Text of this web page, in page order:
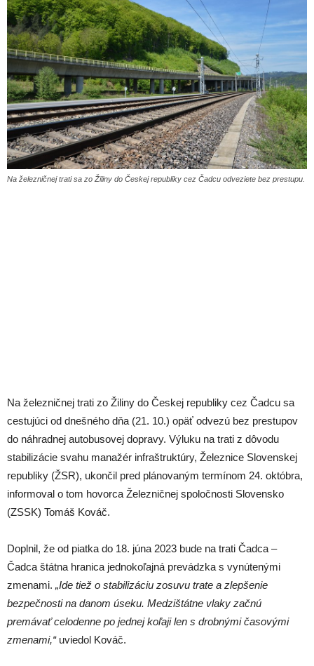
Na železničnej trati sa zo Žiliny do Českej republiky cez Čadcu odveziete bez prestupu.
Na železničnej trati zo Žiliny do Českej republiky cez Čadcu sa
cestujúci od dnešného dňa (21. 10.) opäť odvezú bez prestupov
do náhradnej autobusovej dopravy. Výluku na trati z dôvodu
stabilizácie svahu manažér infraštruktúry, Železnice Slovenskej
republiky (ŽSR), ukončil pred plánovaným termínom 24. októbra,
informoval o tom hovorca Železničnej spoločnosti Slovensko
(ZSSK) Tomáš Kováč.
Doplnil, že od piatka do 18. júna 2023 bude na trati Čadca –
Čadca štátna hranica jednokoľajná prevádzka s vynútenými
zmenami. „Ide tiež o stabilizáciu zosuvu trate a zlepšenie
bezpečnosti na danom úseku. Medzištátne vlaky začnú
premávať celodenne po jednej koľaji len s drobnými časovými
zmenami,“ uviedol Kováč.